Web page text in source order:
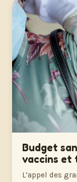
Budget
vaccins et
L’appel des